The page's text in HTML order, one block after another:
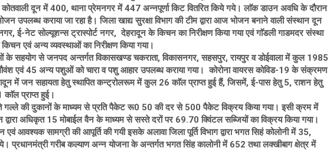
दून में 400, थाना प्रेमनगर में 447 अन्नपूर्णा किट वितरित किये गये। लाॅक डाउन अवधि के दौरान
उपलब्ध कराया जा रहा है। जिला खाद्य सुरक्षा विभाग की टीम द्वारा आज भोजन बनाने वाली संस्थान दून
ई-नेट सोल्यूशन्स ट्रास्पोर्ट नगर, देहरादून के किचन का निरीक्षण किया गया एवं गाॅडली गाडमदर संस्था
एवं अन्य व्यवस्थाओं का निरीक्षण किया गया।
के सहयोग से जनपद अन्तर्गत विकासखण्ड चकराता, विकासनगर, सहसपुर, रायपुर व डोईवाला में कुल 1985
एवं 45 अन्य पशुओं को चारा व पशु आहार उपलब्ध कराया गया। कोरोना वायरस कोविड-19 के संक्रमण
में जन सहायता हेतु स्थापित कन्ट्रोलरूम में कुल 26 काॅल प्राप्त हुई हैं, जिसमें, ई-पास हेतु 5, राशन हेतु
प्राप्त हुई।
की दुकानों के माध्यम से प्रति पैकेट रू0 50 की दर से 500 पैकेट विक्रय किया गया। इसी क्रम में
अधिकृत 15 मोबाईल वैन के माध्यम से सस्ते दरों पर 69.70 क्विंटल सब्जियों का विक्रय किया गया।
एवं आवश्यक सामग्री की आपूर्ति की गयी इसके अलावा जिला पूर्ति विभाग द्वारा भगत सिहं कोलोनी में 35,
प्रधानमंत्री गरीब कल्याण अन्न योजना के अन्तर्गत भगत सिंह कालोनी में 652 तथा लक्खीबाग क्षेत्र में